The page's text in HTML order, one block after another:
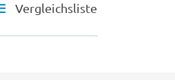
Vergleichsliste